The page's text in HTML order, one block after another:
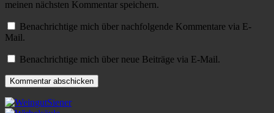
meinen nächsten Kommentar speichern.
Benachrichtige mich über nachfolgende Kommentare via E-
Mail.
Benachrichtige mich über neue Beiträge via E-Mail.